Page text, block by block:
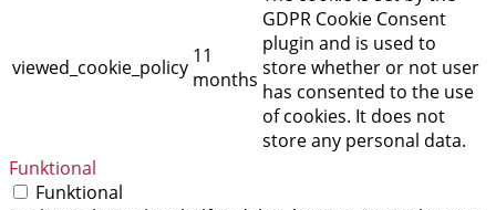
viewed_cookie_policy 11
months
GDPR Cookie Consent
plugin and is used to
store whether or not user
has consented to the use
of cookies. It does not
store any personal data.
Funktional
Funktional